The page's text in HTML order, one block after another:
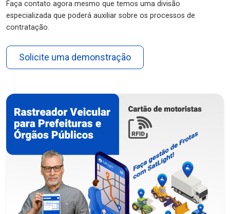
Faça contato agora mesmo que temos uma divisão
especializada que poderá auxiliar sobre os processos de
contratação.
Solicite uma demonstração